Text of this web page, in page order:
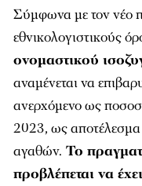
Σύμφωνα με τον νέο
εθνικολογιστικούς
ονομαστικού
αναμένεται να
ανερχόμενο ως
2023, ως αποτέλεσμα
αγαθών. Το
προβλέπεται να